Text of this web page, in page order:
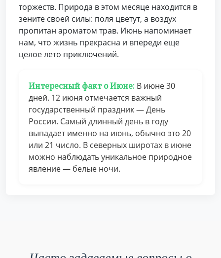
торжеств. Природа в этом месяце находится в
зените своей силы: поля цветут, а воздух
пропитан ароматом трав. Июнь напоминает
нам, что жизнь прекрасна и впереди еще
целое лето приключений.
Интересный факт о Июне: В июне 30
дней. 12 июня отмечается важный
государственный праздник — День
России. Самый длинный день в году
выпадает именно на июнь, обычно это 20
или 21 число. В северных широтах в июне
можно наблюдать уникальное природное
явление — белые ночи.